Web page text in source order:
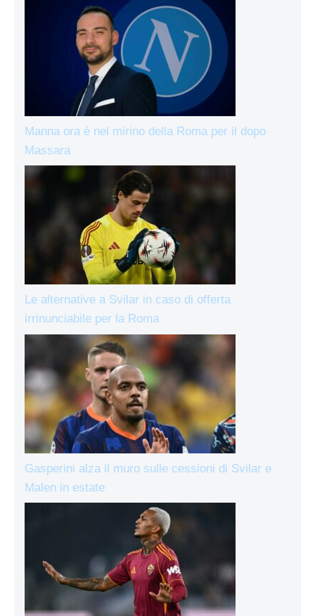
Manna ora è nel mirino della Roma per il dopo
Massara
Le alternative a Svilar in caso di offerta
irrinunciabile per la Roma
Gasperini alza il muro sulle cessioni di Svilar e
Malen in estate